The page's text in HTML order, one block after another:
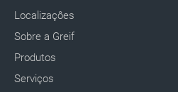
Localizaçôes
Sobre a Greif
Produtos
Serviços